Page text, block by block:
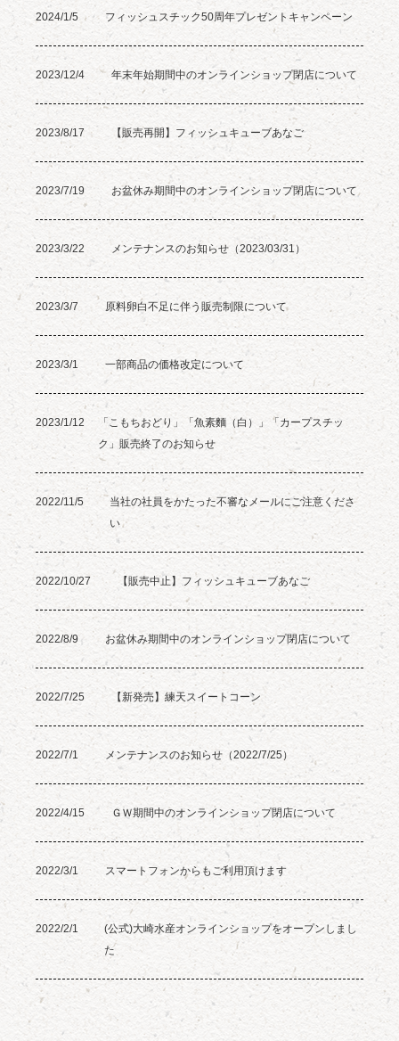
2024/1/5 フィッシュスチック50周年プレゼントキャンペーン
2023/12/4 年末年始期間中のオンラインショップ閉店について
2023/8/17 【販売再開】フィッシュキューブあなご
2023/7/19 お盆休み期間中のオンラインショップ閉店について
2023/3/22 メンテナンスのお知らせ（2023/03/31）
2023/3/7 原料卵白不足に伴う販売制限について
2023/3/1 一部商品の価格改定について
2023/1/12
「こもちおどり」「魚素麵（白）」「カープスチッ
ク」販売終了のお知らせ
2022/11/5
当社の社員をかたった不審なメールにご注意くださ
い
2022/10/27 【販売中止】フィッシュキューブあなご
2022/8/9 お盆休み期間中のオンラインショップ閉店について
2022/7/25 【新発売】練天スイートコーン
2022/7/1 メンテナンスのお知らせ（2022/7/25）
2022/4/15 ＧＷ期間中のオンラインショップ閉店について
2022/3/1 スマートフォンからもご利用頂けます
2022/2/1
(公式)大崎水産オンラインショップをオープンしまし
た